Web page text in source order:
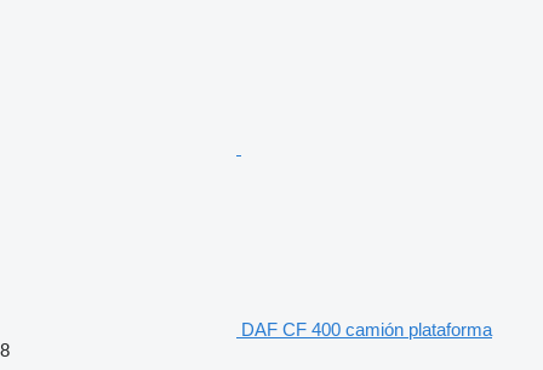
DAF CF 400 camión plataforma
8